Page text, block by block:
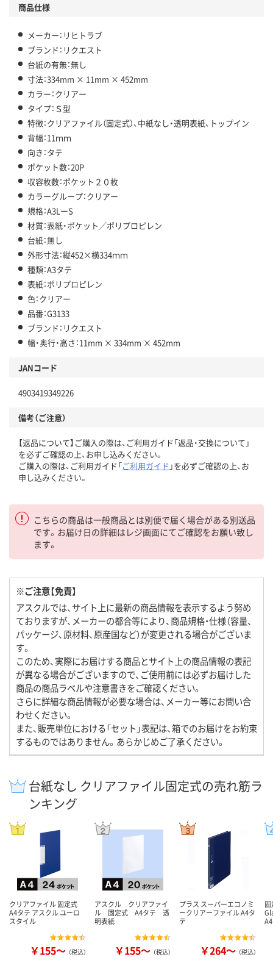
商品仕様
メーカー：リヒトラブ
ブランド：リクエスト
台紙の有無：無し
寸法：334mm × 11mm × 452mm
カラー：クリアー
タイプ：Ｓ型
特徴：クリアファイル（固定式）、中紙なし・透明表紙、トップイン
背幅：11ｍｍ
向き：タテ
ポケット数：20P
収容枚数：ポケット２０枚
カラーグループ：クリアー
規格：A3LーS
材質：表紙・ポケット／ポリプロピレン
台紙：無し
外形寸法：縦452×横334ｍｍ
種類：A3タテ
表紙：ポリプロピレン
色：クリアー
品番：G3133
ブランド：リクエスト
幅・奥行・高さ：11mm × 334mm × 452mm
JANコード
4903419349226
備考（ご注意）
【返品について】ご購入の際は、ご利用ガイド「返品・交換について」
を必ずご確認の上、お申し込みください。
ご購入の際は、ご利用ガイド「ご利用ガイド 」を必ずご確認の上、お
申し込みください。
こちらの商品は一般商品とは別便で届く場合がある別送品
です。お届け日の詳細はレジ画面にてご確認をお願い致し
ます。
※ご注意【免責】
アスクルでは、サイト上に最新の商品情報を表示するよう努め
ておりますが、メーカーの都合等により、商品規格・仕様（容量、
パッケージ、原材料、原産国など）が変更される場合がございま
す。
このため、実際にお届けする商品とサイト上の商品情報の表記
が異なる場合がございますので、ご使用前には必ずお届けした
商品の商品ラベルや注意書きをご確認ください。
さらに詳細な商品情報が必要な場合は、メーカー等にお問い合
わせください。
また、販売単位における「セット」表記は、箱でのお届けをお約束
するものではありません。あらかじめご了承ください。
台紙なし クリアファイル固定式の売れ筋ラ
ンキング
クリアファイル 固定式
A4タテ アスクル ユーロ
スタイル
￥155～ （税込）
アスクル クリアファイ
ル 固定式 A4タテ 透
明表紙
￥155～ （税込）
プラス スーパーエコノミ
ークリアーファイル A4タ
テ
￥264～ （税込）